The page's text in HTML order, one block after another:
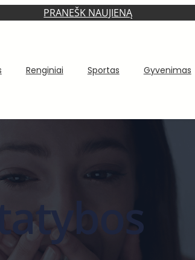
PRANEŠK NAUJIENĄ
Renginiai Sportas Gyvenimas